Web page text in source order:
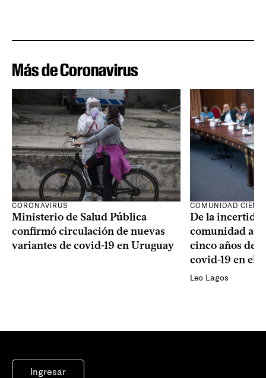
Más de Coronavirus
CORONAVIRUS
Ministerio de Salud Pública
confirmó circulación de nuevas
variantes de covid-19 en Uruguay
COMUNIDAD
De la
comunidad
cinco años de
covid-19 en el
Leo Lagos
Ingresar